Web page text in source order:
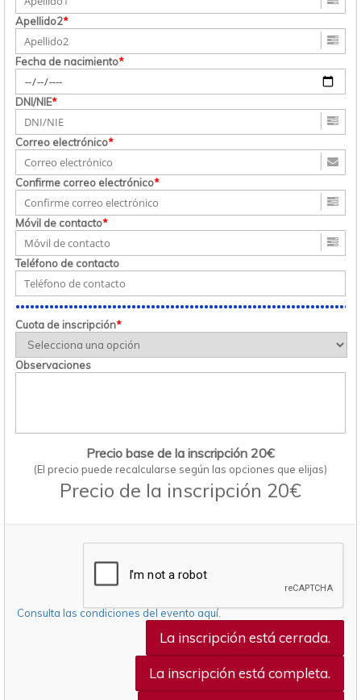
Apellido2*
Fecha de nacimiento*
DNI/NIE*
Correo electrónico*
Confirme correo electrónico*
Móvil de contacto*
Teléfono de contacto
Cuota de inscripción*
Observaciones
Precio base de la inscripción 20€
(El precio puede recalcularse según las opciones que elijas)
Precio de la inscripción 20€
Consulta las condiciones del evento aquí.
La inscripción está cerrada.
La inscripción está completa.